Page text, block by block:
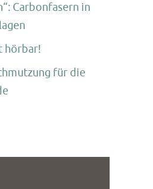
Carbonfasern in
hörbar!
für die